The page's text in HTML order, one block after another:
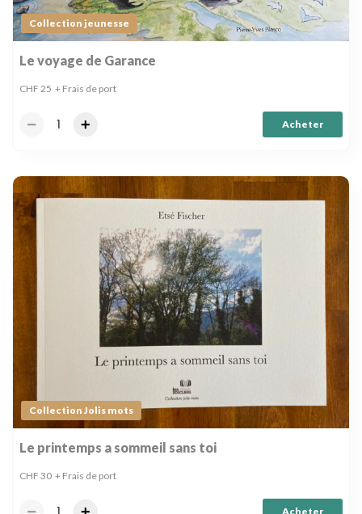
Collection jeunesse
Le voyage de Garance
CHF 25 + Frais de port
Acheter
Collection Jolis mots
Le printemps a sommeil sans toi
CHF 30 + Frais de port
Acheter